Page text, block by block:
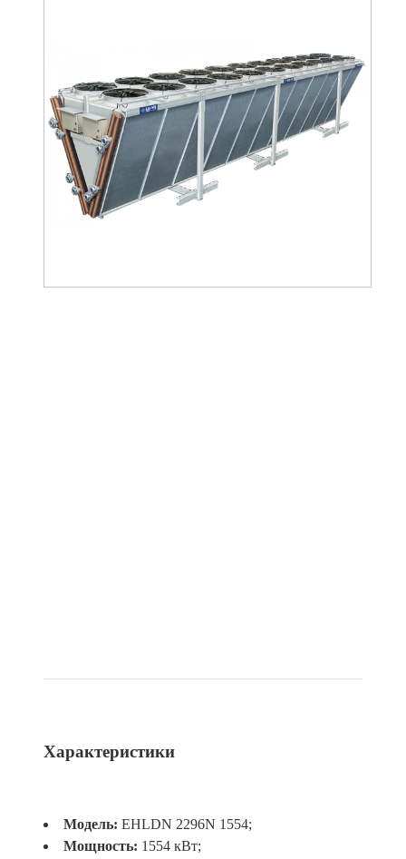
Характеристики
Модель: EHLDN 2296N 1554;
Мощность: 1554 кВт;